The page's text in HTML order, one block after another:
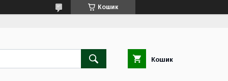
Кошик
Кошик